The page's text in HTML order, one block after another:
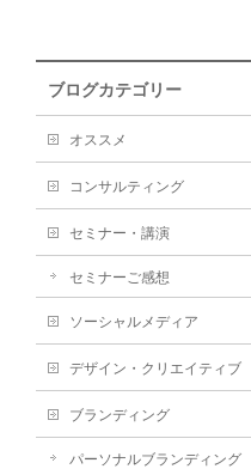
ブログカテゴリー
オススメ
コンサルティング
セミナー・講演
セミナーご感想
ソーシャルメディア
デザイン・クリエイティブ
ブランディング
パーソナルブランディング